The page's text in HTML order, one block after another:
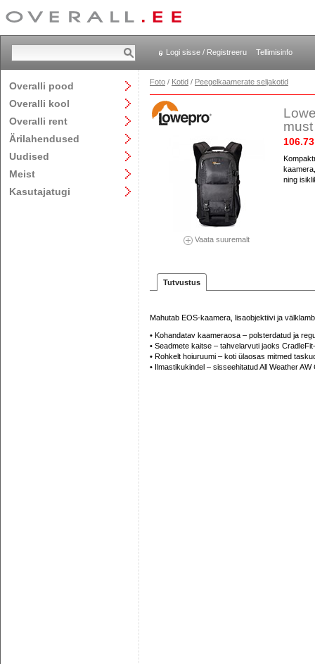
Logi sisse / Registreeru Tellimisinfo
Overalli pood
Overalli kool
Overalli rent
Ärilahendused
Uudised
Meist
Kasutajatugi
Foto / Kotid / Peegelkaamerate seljakotid
Vaata suuremalt
must
ning
Tutvustus
Mahutab EOS-kaamera, lisaobjektiivi ja
• Kohandatav kaameraosa – polsterdatud ja
• Seadmete kaitse – tahvelarvuti jaoks
• Rohkelt hoiuruumi – koti ülaosas mitmed
• Ilmastikukindel – sisseehitatud All Weather